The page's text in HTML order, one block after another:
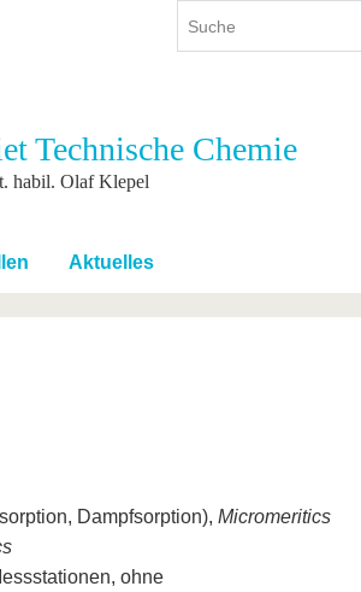
International
Internationales Profil
Mit der BTU ins Ausland
Für internationale
Studierende
Weiterbildung
Technische Chemie
habil. Olaf Klepel
Aktuelles
Dampfsorption), Micromeritics
ohne